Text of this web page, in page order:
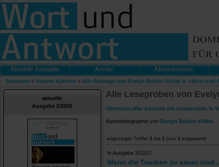
Aktuelle Ausgabe Archiv Abonnements
Startseite » Unsere Autoren » Alle Beiträge von Evelyn Bokler-Völkel in »Wort und
aktuelle
Ausgabe 2/2026
Alle Leseproben von
Übersicht aller Autoren mit Leseproben in
Autorenbiographie von Evelyn Bokler-Völkel
angezeigte Treffer 1 bis 1 (von 1 insgesamt)
In Ausgabe 3/2023
Wenn die Trauben zu sauer